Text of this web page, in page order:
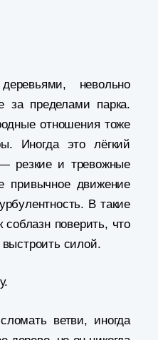
невольно
за пределами парка.
отношения тоже
Иногда это лёгкий
резкие и тревожные
привычное движение
В такие
соблазн поверить, что
силой.
ветви, иногда